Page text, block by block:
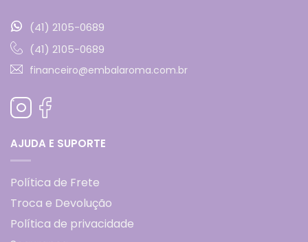
(41) 2105-0689
(41) 2105-0689
financeiro@embalaroma.com.br
AJUDA E SUPORTE
Política de Frete
Troca e Devolução
Política de privacidade